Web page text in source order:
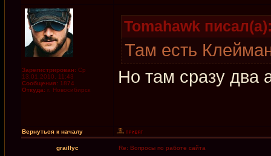
Зарегистрирован: Ср
13.01.2010, 11:43
Сообщения: 1874
Откуда: г. Новосибирск
Tomahawk
Там есть
Но там сразу два
Вернуться к началу
graillyc Re: Вопросы по работе сайта